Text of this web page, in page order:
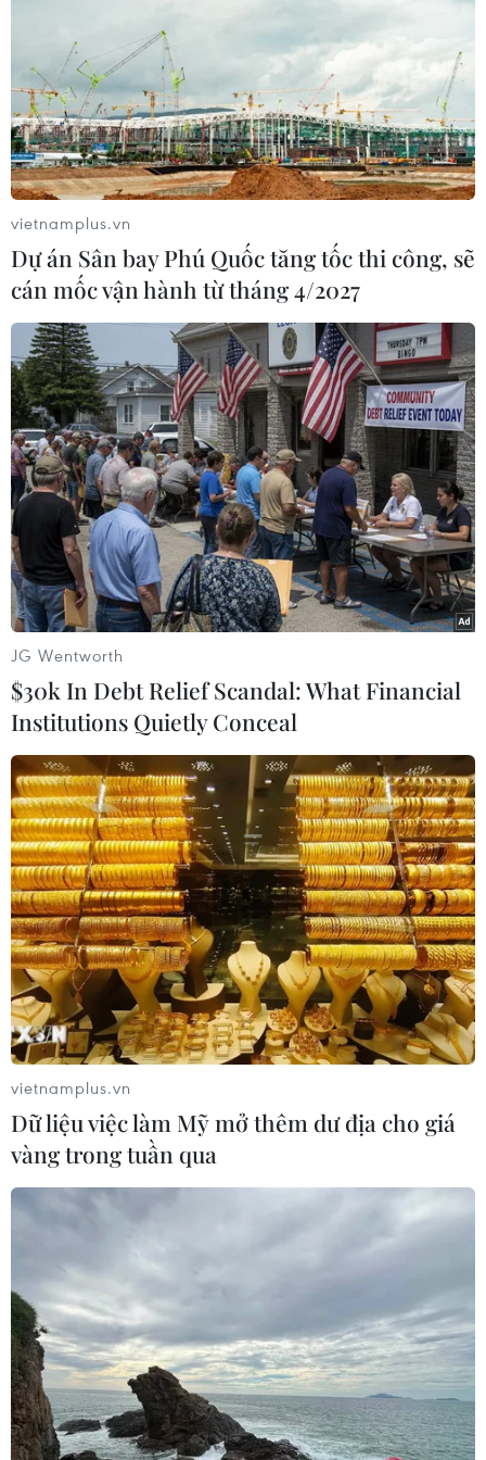
Hình ảnh Thủ tướng Phạm Minh Chính phát biểu tại buổi gặp
mặt kiều bào dự Xuân quê hương năm 2022. (Ảnh: Dương
Giang/TTXVN)
Thủ tướng Phạm Minh Chính phát biểu tại buổi gặp mặt kiều
bào dự Xuân quê hương năm 2022. (Ảnh: Dương
Giang/TTXVN)
(TTXVN/Vietnam+)
#Hà Nội
#Thủ tướng Phạm Minh Chính
#Gặp mặt kiều bào
#Chương trình Xuân Quê hương năm 2022
Theo dõi VietnamPlus
TIN CÙNG CHUYÊN MỤC
ASC 2026: Tiếp lửa đam mê khoa học
vietnamplus.vn
Dự án Sân bay Phú Quốc tăng tốc thi công, sẽ
cán mốc vận hành từ tháng 4/2027
JG Wentworth
$30k In Debt Relief Scandal: What Financial
Institutions Quietly Conceal
vietnamplus.vn
Dữ liệu việc làm Mỹ mở thêm dư địa cho giá
vàng trong tuần qua